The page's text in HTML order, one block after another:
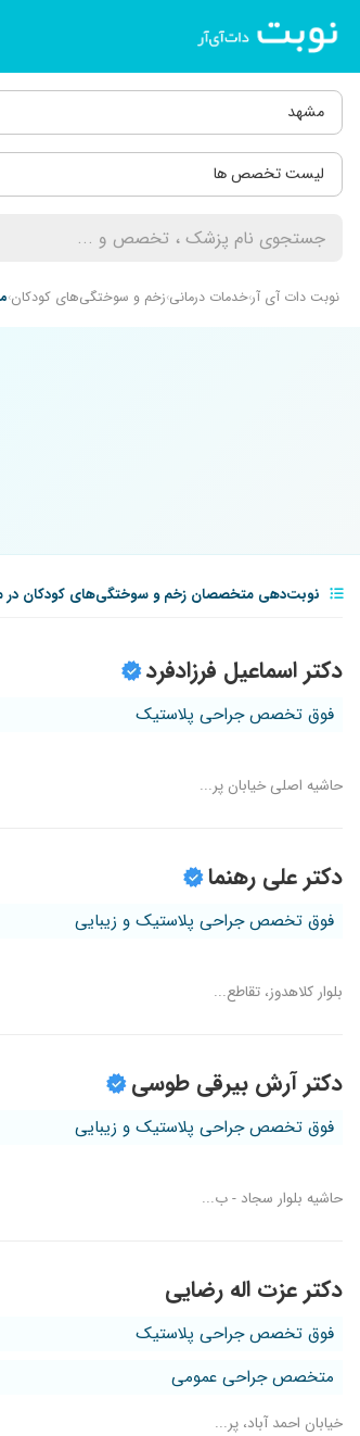
مشهد
لیست تخصص ها
نوبت دات آی آرخدمات درمانی زخم و سوختگی‌های کودکان
نوبت‌دهی متخصصان زخم و سوختگی‌های کودکان در
دکتر اسماعیل فرزادفرد
فوق تخصص جراحی پلاستیک
حاشیه اصلی خیابان پر...
دکتر علی رهنما
فوق تخصص جراحی پلاستیک و زیبایی
بلوار کلاهدوز، تقاطع...
دکتر آرش بیرقی طوسی
فوق تخصص جراحی پلاستیک و زیبایی
حاشیه بلوار سجاد - ب...
دکتر عزت اله رضایی
فوق تخصص جراحی پلاستیک
متخصص جراحی عمومی
خیابان احمد آباد، پر...